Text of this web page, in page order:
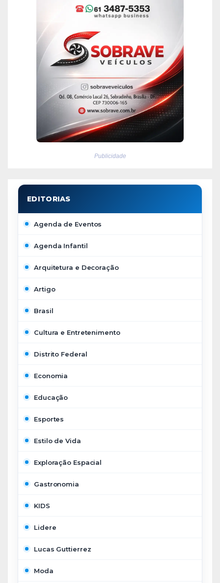
Publicidade
Agenda de Eventos
Agenda Infantil
Arquitetura e Decoração
Artigo
Brasil
Cultura e Entretenimento
Distrito Federal
Economia
Educação
Esportes
Estilo de Vida
Exploração Espacial
Gastronomia
KIDS
Lidere
Lucas Guttierrez
Moda